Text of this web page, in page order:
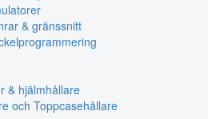
& gränssnitt
& hjälmhållare
och Toppcasehållare